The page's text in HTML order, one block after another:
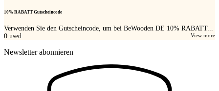
10% RABATT Gutscheincode
Verwenden Sie den Gutscheincode, um bei BeWooden DE 10% RABATT...
View more
0 used
Newsletter abonnieren